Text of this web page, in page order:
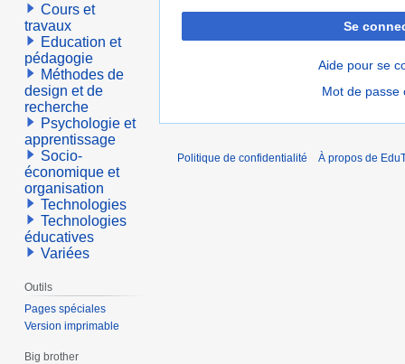
Se
Aide pour se
Mot de passe
Cours et
travaux
Education et
pédagogie
Méthodes de
design et de
recherche
Psychologie et
apprentissage
Socio-
économique et
organisation
Technologies
Technologies
éducatives
Variées
Outils
Pages spéciales
Version imprimable
Big brother
Politique de confidentialité À propos de